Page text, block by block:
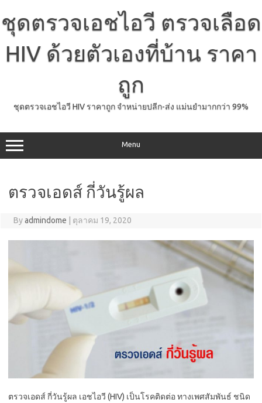
content
ชุดตรวจเอชไอวี ตรวจเลือด
HIV ด้วยตัวเองที่บ้าน ราคา
ถูก
ชุดตรวจเอชไอวี HIV ราคาถูก จำหน่ายปลีก-ส่ง แม่นยำมากกว่า 99%
Menu
ตรวจเอดส์ กี่วันรู้ผล
Byadmindome ตุลาคม 19, 2020
ตรวจเอดส์ กี่วันรู้ผล เอชไอวี (HIV) เป็นโรคติดต่อ ทางเพศสัมพันธ์ ชนิด